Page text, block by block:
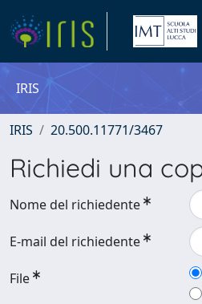
IRIS
IRIS 20.500.11771/3467
Richiedi una
Nome del richiedente
E-mail del richiedente
File